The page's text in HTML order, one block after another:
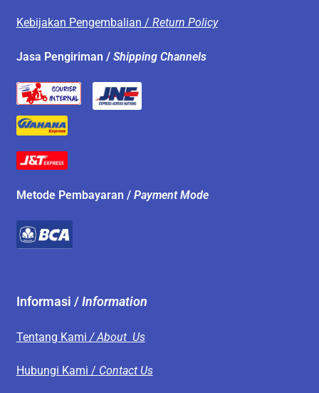
Kebijakan Pengembalian / Return Policy
Jasa Pengiriman / Shipping Channels
Metode Pembayaran / Payment Mode
Informasi /Information
Tentang Kami / About Us
Hubungi Kami / Contact Us